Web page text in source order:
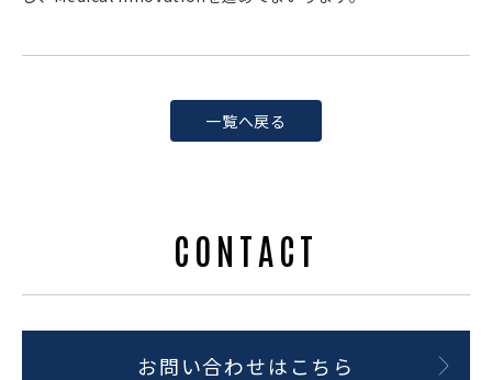
一覧へ戻る
CONTACT
お問い合わせはこちら